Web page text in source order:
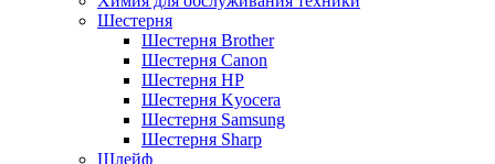
Шестерня
Шестерня Brother
Шестерня Canon
Шестерня HP
Шестерня Kyocera
Шестерня Samsung
Шестерня Sharp
Шлейф